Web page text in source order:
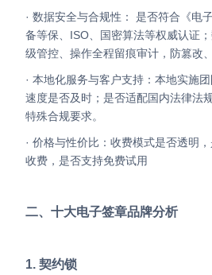
· 数据安全与合规性： 是否符合《电
备等保、ISO、国密算法等权威认证
级管控、操作全程留痕审计，防篡改
· 本地化服务与客户支持：本地实施
速度是否及时；是否适配国内法律法
特殊合规要求。
· 价格与性价比：收费模式是否透明
收费，是否支持免费试用
二、十大电子签章品牌分析
1. 契约锁